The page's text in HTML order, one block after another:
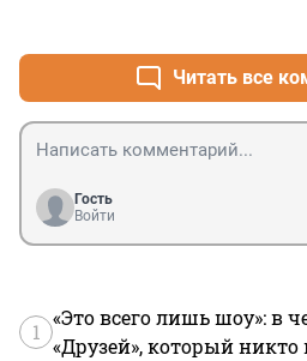
Читать все
Гость
Войти
1
«Это всего лишь шоу»: в
«Друзей», который никто